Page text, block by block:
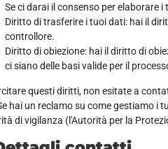
Se ci darai il consenso per elaborare
Diritto di trasferire i tuoi dati: hai il
controllore.
Diritto di obiezione: hai il diritto di
ci siano delle basi valide per il
questi diritti, non esitate a
hai un reclamo su come gestiamo i
di vigilanza (l'Autorità per la